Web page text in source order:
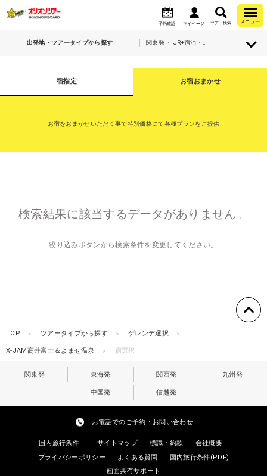
予約確認 マイページ ツアー検索 メニュー
出発地・ツアータイプから探す
宿指定 お宿おまかせ
お宿をおまかせいただく事で特別価格にて各種プランをご提供
検索結果に該当するデータがありません。
絞り込みボタンから検索条件を変更してください。
TOP ツアータイプから探す ゲレンデ選択
X-JAM高井富士＆よませ温泉 宿選択
関東発 東海発 関西発 九州発
中国発 信越発
お電話でのご予約・お問い合わせ
国内旅行条件 サイトマップ 標識・約款
会社概要
プライバシーポリシー
よくある質問
国内旅行条件(PDF)
画面共有サポート